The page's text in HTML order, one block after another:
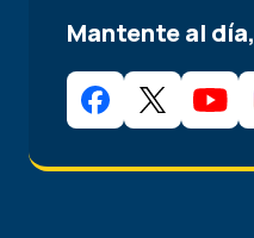
Mantente al